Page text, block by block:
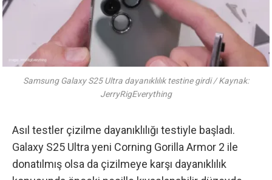
Samsung Galaxy S25 Ultra dayanıklılık testine girdi / Kaynak:
JerryRigEverything
Asıl testler çizilme dayanıklılığı testiyle başladı.
Galaxy S25 Ultra yeni Corning Gorilla Armor 2 ile
donatılmış olsa da çizilmeye karşı dayanıklılık